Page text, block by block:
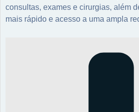
consultas, exames e cirurgias, além
mais rápido e acesso a uma ampla